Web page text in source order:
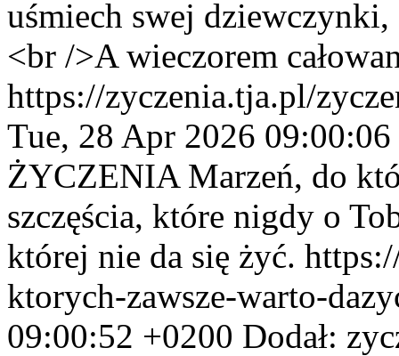
uśmiech swej
<br />A wieczorem
https://zyczenia.tja.pl/
Tue, 28 Apr 2026
ŻYCZENIA Marzeń, do
szczęścia, które nigdy o
której nie da się żyć.
ktorych-zawsze-warto-
09:00:52 +0200 Dodał: